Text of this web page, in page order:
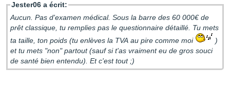
Jester06 a écrit:
Aucun. Pas d'examen médical. Sous la barre des 60 000€ de
prêt classique, tu remplies pas le questionnaire détaillé. Tu mets
ta taille, ton poids (tu enlèves la TVA au pire comme moi
)
et tu mets "non" partout (sauf si t'as vraiment eu de gros souci
de santé bien entendu). Et c'est tout ;)